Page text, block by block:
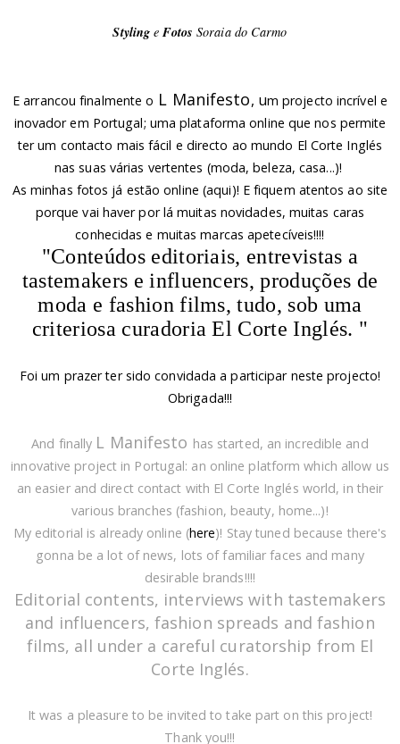
Stylinge FotosSoraia do Carmo
E arrancou finalmente o L Manifesto, um projecto incrível e
inovador em Portugal; uma plataforma online que nos permite
ter um contacto mais fácil e directo ao mundo El Corte Inglés
nas suas várias vertentes (moda, beleza, casa...)!
As minhas fotos já estão online (aqui)! E fiquem atentos ao site
porque vai haver por lá muitas novidades, muitas caras
conhecidas e muitas marcas apetecíveis!!!!
"Conteúdos editoriais, entrevistas a
tastemakers e influencers, produções de
moda e fashion films, tudo, sob uma
criteriosa curadoria El Corte Inglés. "
Foi um prazer ter sido convidada a participar neste projecto!
Obrigada!!!
And finally L Manifesto has started, an incredible and
innovative project in Portugal: an online platform which allow us
an easier and direct contact with El Corte Inglés world, in their
various branches (fashion, beauty, home...)!
My editorial is already online (here)! Stay tuned because there's
gonna be a lot of news, lots of familiar faces and many
desirable brands!!!!
Editorial contents, interviews with tastemakers
and influencers, fashion spreads and fashion
films, all under a careful curatorship from El
Corte Inglés.
It was a pleasure to be invited to take part on this project!
Thank you!!!